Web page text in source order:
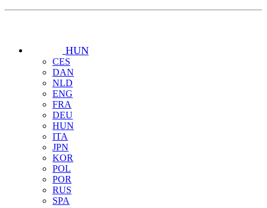
HUN
CES
DAN
NLD
ENG
FRA
DEU
HUN
ITA
JPN
KOR
POL
POR
RUS
SPA